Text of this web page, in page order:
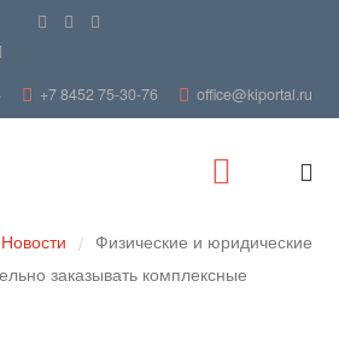
+7 8452 75-30-76 office@kiportal.ru
Новости / Физические и юридические
заказывать комплексные